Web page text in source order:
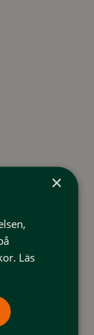
diskmaskin.
med
×
Läs